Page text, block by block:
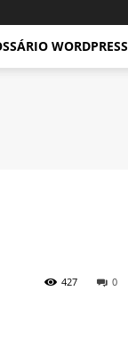
WORDPRESS
0
427